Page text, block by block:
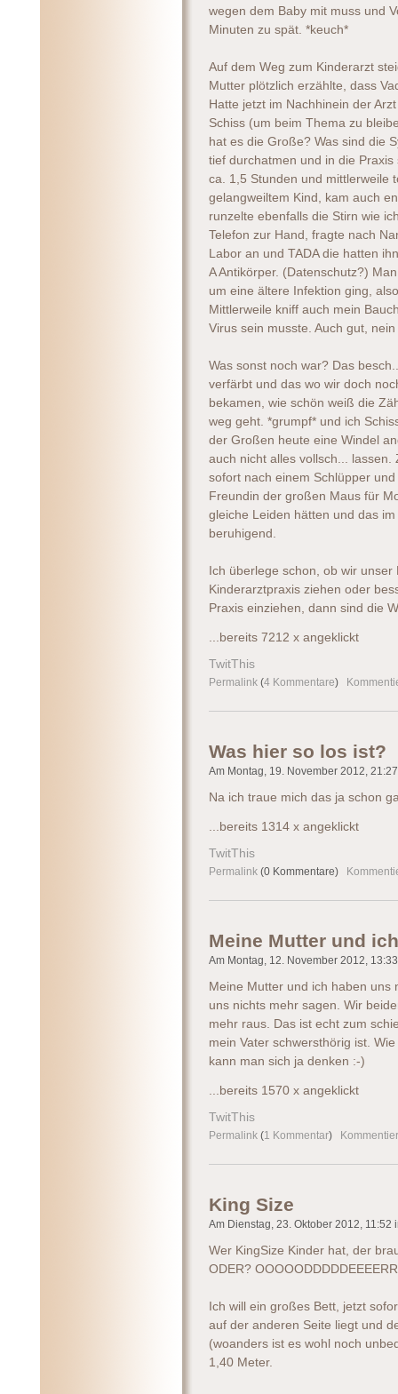
wegen dem Baby mit muss und
Minuten zu spät. *keuch*
Auf dem Weg zum Kinderarzt
Mutter plötzlich erzählte, dass
Hatte jetzt im Nachhinein der
Schiss (um beim Thema zu
hat es die Große? Was sind die
tief durchatmen und in die
ca. 1,5 Stunden und mittlerweile
gelangweiltem Kind, kam auch
runzelte ebenfalls die Stirn wie
Telefon zur Hand, fragte nach
Labor an und TADA die hatten
A Antikörper. (Datenschutz?)
um eine ältere Infektion ging,
Mittlerweile kniff auch mein
Virus sein musste. Auch gut,
Was sonst noch war? Das
verfärbt und das wo wir doch
bekamen, wie schön weiß die
weg geht. *grumpf* und ich
der Großen heute eine Windel
auch nicht alles vollsch...
sofort nach einem Schlüpper
Freundin der großen Maus für
gleiche Leiden hätten und das
beruhigend.
Ich überlege schon, ob wir
Kinderarztpraxis ziehen oder
Praxis einziehen, dann sind die
...bereits 7212 x angeklickt
TwitThis
Permalink (4 Kommentare)
Was hier so los ist?
Am Montag, 19. November 2012,
Na ich traue mich das ja schon
...bereits 1314 x angeklickt
TwitThis
Permalink (0 Kommentare)
Meine Mutter und ich
Am Montag, 12. November 2012,
Meine Mutter und ich haben
uns nichts mehr sagen. Wir
mehr raus. Das ist echt zum
mein Vater schwersthörig ist.
kann man sich ja denken :-)
...bereits 1570 x angeklickt
TwitThis
Permalink (1 Kommentar)
King Size
Am Dienstag, 23. Oktober 2012, 11:52
Wer KingSize Kinder hat, der
ODER?
Ich will ein großes Bett, jetzt
auf der anderen Seite liegt und
(woanders ist es wohl noch
1,40 Meter.